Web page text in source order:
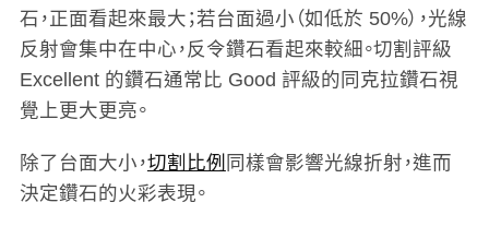
石，正面看起來最大；若台面過小（如低於 50%），光線
反射會集中在中心，反令鑽石看起來較細。切割評級
Excellent 的鑽石通常比 Good 評級的同克拉鑽石視
覺上更大更亮。
除了台面大小，切割比例 同樣會影響光線折射，進而
決定鑽石的火彩表現。